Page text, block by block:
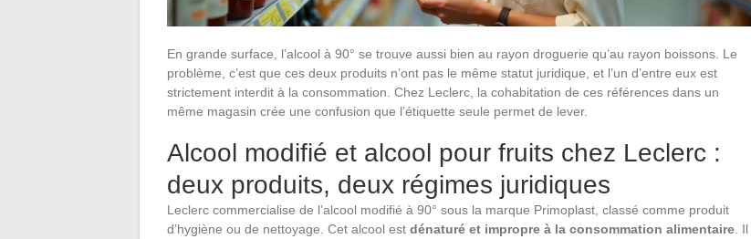
En grande surface, l’alcool à 90° se trouve aussi bien au rayon droguerie qu’au rayon boissons. Le
problème, c’est que ces deux produits n’ont pas le même statut juridique, et l’un d’entre eux est
strictement interdit à la consommation. Chez Leclerc, la cohabitation de ces références dans un
même magasin crée une confusion que l’étiquette seule permet de lever.
Alcool modifié et alcool pour fruits chez Leclerc :
deux produits, deux régimes juridiques
Leclerc commercialise de l’alcool modifié à 90° sous la marque Primoplast, classé comme produit
d’hygiène ou de nettoyage. Cet alcool est dénaturé et impropre à la consommation alimentaire . Il